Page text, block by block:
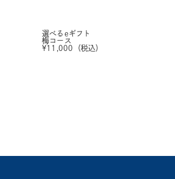
選べるeギフト
梅コース
¥11,000 （税込）